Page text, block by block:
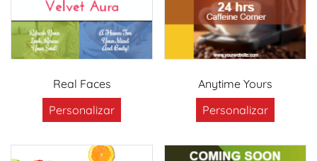
Real Faces
Personalizar
Anytime Yours
Personalizar